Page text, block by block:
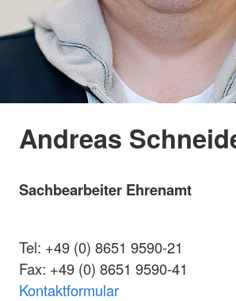
Andreas
Sachbearbeiter Ehrenamt
Tel: +49 (0) 8651 9590-21
Fax: +49 (0) 8651 9590-41
Kontaktformular